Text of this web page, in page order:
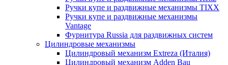
Ручки купе и раздвижные механизмы TIXX
Ручки купе и раздвижные механизмы
Vantage
Фурнитура Russia для раздвижных систем
Цилиндровые механизмы
Цилиндровый механизм Extreza (Италия)
Цилиндровый механизм Adden Bau